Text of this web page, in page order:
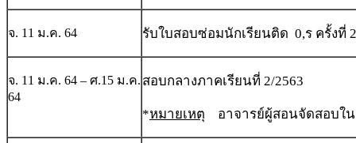
จ. 11 ม.ค. 64 รับใบสอบซ่อมนักเรียนติด 0,ร ครั้งที่ 2
จ. 11 ม.ค. 64 – ศ.15 ม.ค.
64
สอบกลางภาคเรียนที่ 2/2563
*หมายเหตุ อาจารย์ผู้สอนจัดสอบใ